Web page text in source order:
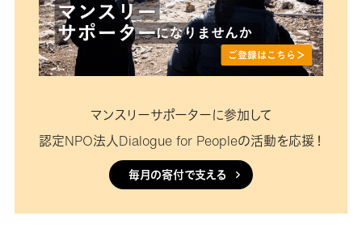
マンスリーサポーターに参加して
認定NPO法人Dialogue for Peopleの活動を応援！
毎月の寄付で支える